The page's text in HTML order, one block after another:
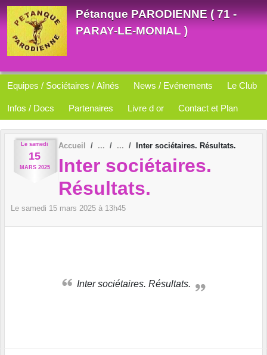
Pétanque PARODIENNE ( 71 -
PARAY-LE-MONIAL )
Equipes / Sociétaires / Aînés News / Evénements Le Club
Infos / Docs Partenaires Livre d or Contact et Plan
Le samedi
15
MARS 2025
Accueil Inter sociétaires. Résultats.
Inter sociétaires.
Résultats.
Le samedi 15 mars 2025 à 13h45
Inter sociétaires. Résultats.
Panneau de gestion des cookies